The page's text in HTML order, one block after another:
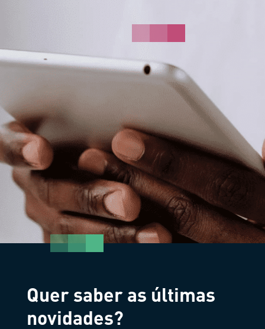
Quer saber as últimas
novidades?